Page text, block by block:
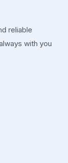
reliable
with you